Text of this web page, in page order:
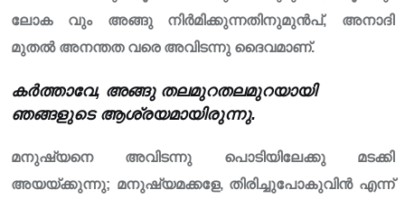
ലോക വും അങ്ങു നിർമിക്കുന്നതിനുമുൻപ്, അനാദി
മുതൽ അനന്തത വരെ അവിടന്നു ദൈവമാണ്.
കർത്താവേ, അങ്ങു തലമുറതലമുറയായി
ഞങ്ങളുടെ ആശ്രയമായിരുന്നു.
മനുഷ്യനെ അവിടന്നു പൊടിയിലേക്കു മടക്കി
അയയ്ക്കുന്നു; മനുഷ്യമക്കളേ, തിരിച്ചുപോകുവിൻ എന്ന്